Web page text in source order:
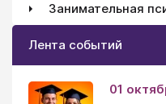
Занимательная
Лента событий
01